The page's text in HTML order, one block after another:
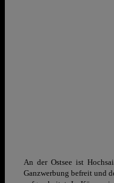
An der Ostsee ist
Ganzwerbung befreit und